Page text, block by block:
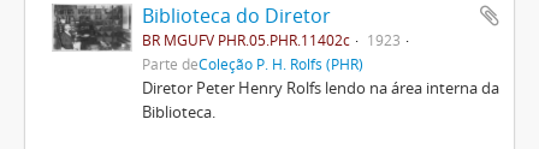
Biblioteca do Diretor
BR MGUFV PHR.05.PHR.11402c
1923
Parte deColeção P. H. Rolfs (PHR)
Diretor Peter Henry Rolfs lendo na área interna da
Biblioteca.